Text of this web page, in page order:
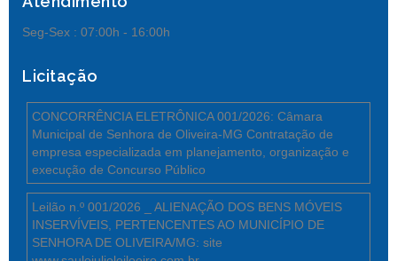
Seg-Sex : 07:00h - 16:00h
Licitação
CONCORRÊNCIA ELETRÔNICA 001/2026: Câmara
Municipal de Senhora de Oliveira-MG Contratação de
empresa especializada em planejamento, organização e
execução de Concurso Público
Leilão n.º 001/2026 _ ALIENAÇÃO DOS BENS MÓVEIS
INSERVÍVEIS, PERTENCENTES AO MUNICÍPIO DE
SENHORA DE OLIVEIRA/MG: site